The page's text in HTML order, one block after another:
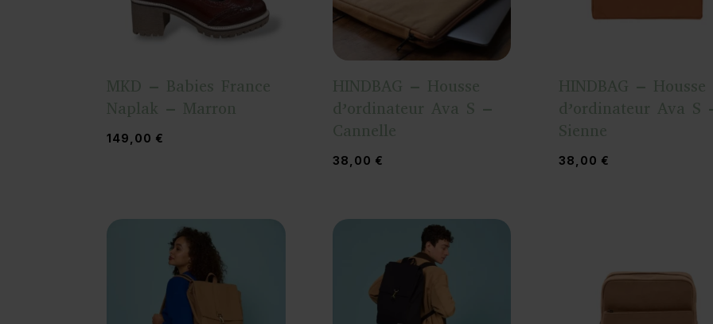
MKD – Babies France
Naplak – Marron
149,00 €
HINDBAG – Housse
d’ordinateur Ava S –
Cannelle
38,00 €
HINDBAG – Housse
d’ordinateur Ava S
Sienne
38,00 €